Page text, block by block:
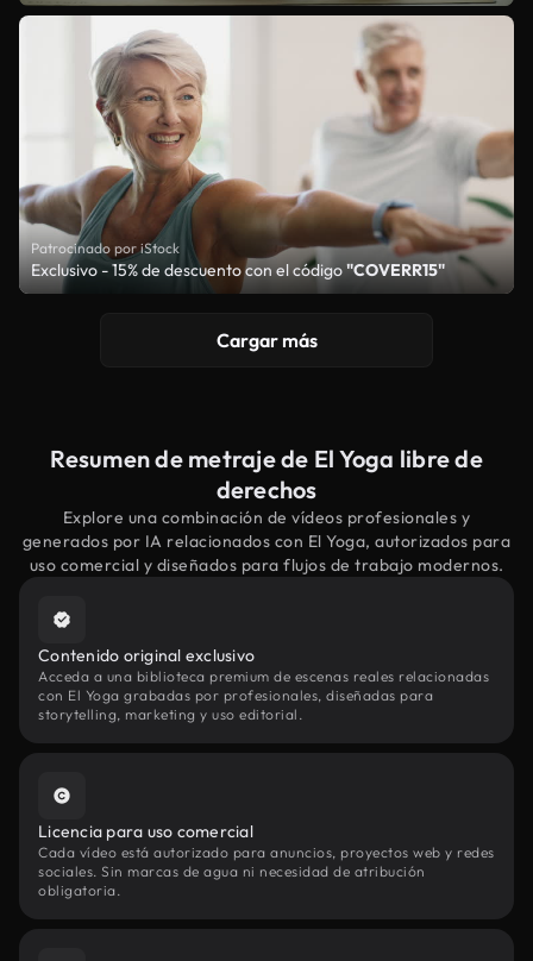
Patrocinado por iStock
Exclusivo - 15% de descuento con el código"COVERR15"
Cargar más
Resumen de metraje de El Yoga libre de
derechos
Explore una combinación de vídeos profesionales y
generados por IA relacionados con El Yoga, autorizados para
uso comercial y diseñados para flujos de trabajo modernos.
Contenido original exclusivo
Acceda a una biblioteca premium de escenas reales relacionadas
con El Yoga grabadas por profesionales, diseñadas para
storytelling, marketing y uso editorial.
Licencia para uso comercial
Cada vídeo está autorizado para anuncios, proyectos web y redes
sociales. Sin marcas de agua ni necesidad de atribución
obligatoria.